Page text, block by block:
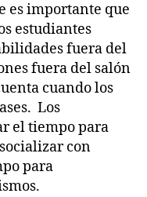
es importante que
estudiantes
fuera del
fuera del salón
cuando los
Los
el tiempo para
con
para